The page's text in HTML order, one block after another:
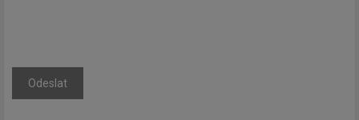
Odeslat